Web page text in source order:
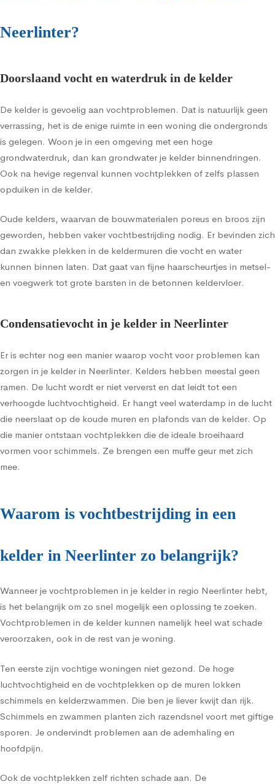
Neerlinter?
Doorslaand vocht en waterdruk in de kelder
De kelder is gevoelig aan vochtproblemen. Dat is natuurlijk geen
verrassing, het is de enige ruimte in een woning die ondergronds
is gelegen. Woon je in een omgeving met een hoge
grondwaterdruk, dan kan grondwater je kelder binnendringen.
Ook na hevige regenval kunnen vochtplekken of zelfs plassen
opduiken in de kelder.
Oude kelders, waarvan de bouwmaterialen poreus en broos zijn
geworden, hebben vaker vochtbestrijding nodig. Er bevinden zich
dan zwakke plekken in de keldermuren die vocht en water
kunnen binnen laten. Dat gaat van fijne haarscheurtjes in metsel-
en voegwerk tot grote barsten in de betonnen keldervloer.
Condensatievocht in je kelder in Neerlinter
Er is echter nog een manier waarop vocht voor problemen kan
zorgen in je kelder in Neerlinter. Kelders hebben meestal geen
ramen. De lucht wordt er niet ververst en dat leidt tot een
verhoogde luchtvochtigheid. Er hangt veel waterdamp in de lucht
die neerslaat op de koude muren en plafonds van de kelder. Op
die manier ontstaan vochtplekken die de ideale broeihaard
vormen voor schimmels. Ze brengen een muffe geur met zich
mee.
Waarom is vochtbestrijding in een
kelder in Neerlinter zo belangrijk?
Wanneer je vochtproblemen in je kelder in regio Neerlinter hebt,
is het belangrijk om zo snel mogelijk een oplossing te zoeken.
Vochtproblemen in de kelder kunnen namelijk heel wat schade
veroorzaken, ook in de rest van je woning.
Ten eerste zijn vochtige woningen niet gezond. De hoge
luchtvochtigheid en de vochtplekken op de muren lokken
schimmels en kelderzwammen. Die ben je liever kwijt dan rijk.
Schimmels en zwammen planten zich razendsnel voort met giftige
sporen. Je ondervindt problemen aan de ademhaling en
hoofdpijn.
Ook de vochtplekken zelf richten schade aan. De